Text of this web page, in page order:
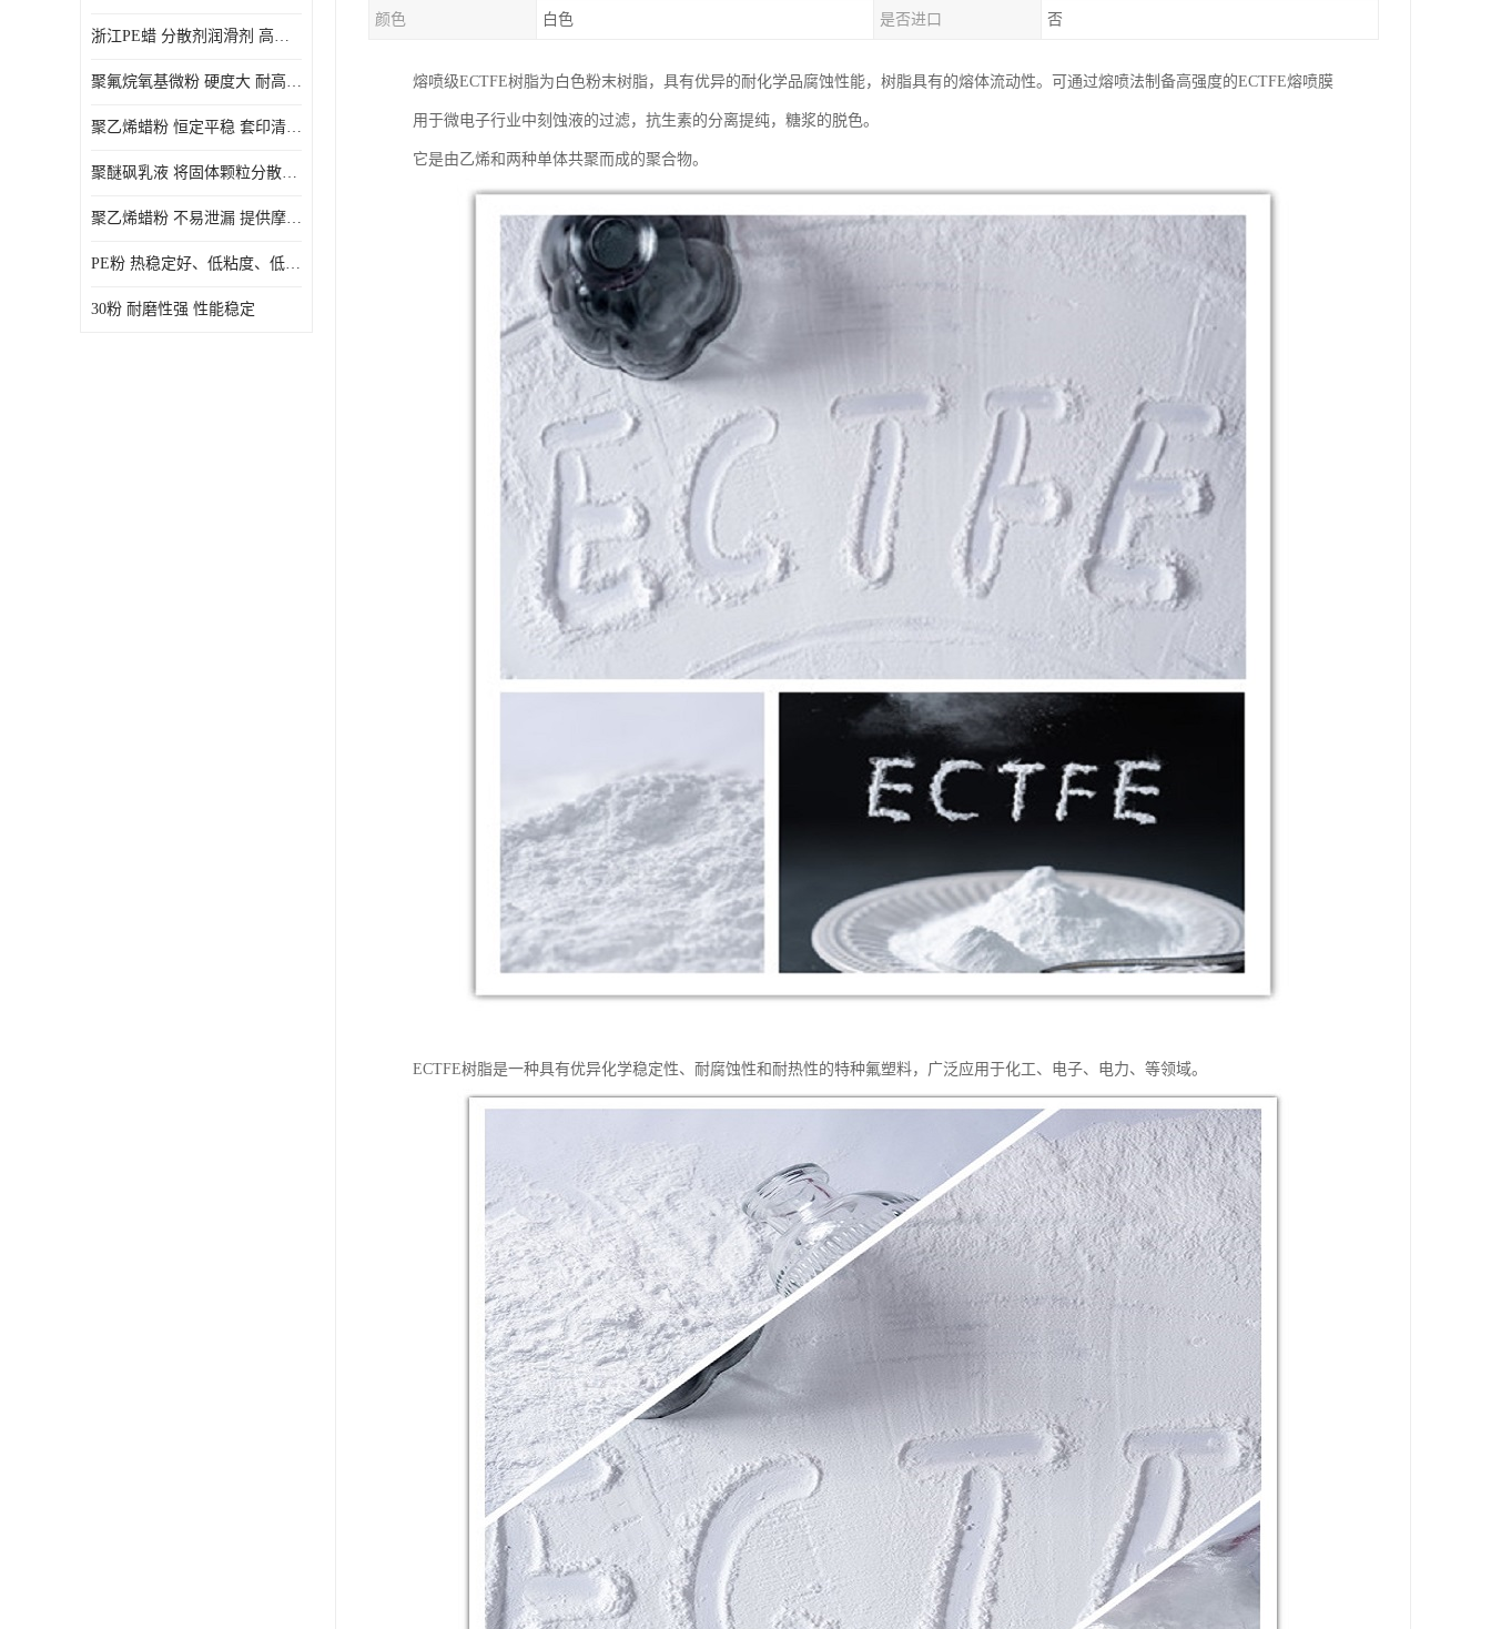
浙江PE蜡 分散剂润滑剂 高低熔点
聚氟烷氧基微粉 硬度大 耐高温性能好 良好的不粘性 功能性涂料
聚乙烯蜡粉 恒定平稳 套印清漆 无毒
聚醚砜乳液 将固体颗粒分散均匀 高分子聚合物 新的纳米涂层材料
聚乙烯蜡粉 不易泄漏 提供摩擦减少和润滑性能
PE粉 热稳定好、低粘度、低熔点
30粉 耐磨性强 性能稳定
颜色 白色 是否进口 否
熔喷级ECTFE树脂为白色粉末树脂，具有优异的耐化学品腐蚀性能，树脂具有的熔体流动性。可通过熔喷法制备高强度的ECTFE熔喷膜
用于微电子行业中刻蚀液的过滤，抗生素的分离提纯，糖浆的脱色。
它是由乙烯和两种单体共聚而成的聚合物。
ECTFE树脂是一种具有优异化学稳定性、耐腐蚀性和耐热性的特种氟塑料，广泛应用于化工、电子、电力、等领域。